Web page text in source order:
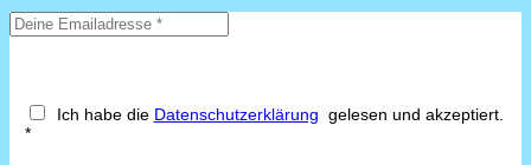
Ich habe die Datenschutzerklärung gelesen und akzeptiert.
*